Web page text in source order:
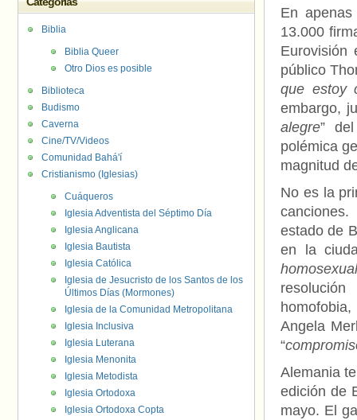
En
13.000
Eurovisión
público
que estoy
embargo,
alegre”
polémica
magnitud
No es la
estado de
en la
Angela
“
Alemania
edición de
mayo. El
Biblia
Biblia Queer
Otro Dios es posible
Biblioteca
Budismo
Caverna
Cine/TV/Videos
Comunidad Bahá'í
Cristianismo (Iglesias)
Cuáqueros
Iglesia Adventista del Séptimo Día
Iglesia Anglicana
Iglesia Bautista
Iglesia Católica
Iglesia de Jesucristo de los Santos de los
Últimos Días (Mormones)
Iglesia de la Comunidad Metropolitana
Iglesia Inclusiva
Iglesia Luterana
Iglesia Menonita
Iglesia Metodista
Iglesia Ortodoxa
Iglesia Ortodoxa Copta